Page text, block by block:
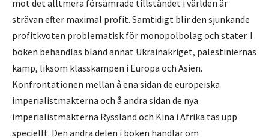
mot det alltmera försämrade tillståndet i världen är
strävan efter maximal profit. Samtidigt blir den sjunkande
profitkvoten problematisk för monopolbolag och stater. I
boken behandlas bland annat Ukrainakriget, palestiniernas
kamp, liksom klasskampen i Europa och Asien.
Konfrontationen mellan å ena sidan de europeiska
imperialistmakterna och å andra sidan de nya
imperialistmakterna Ryssland och Kina i Afrika tas upp
speciellt. Den andra delen i boken handlar om